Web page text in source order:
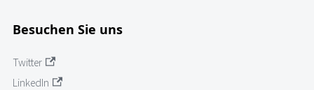
Besuchen Sie uns
Twitter
LinkedIn